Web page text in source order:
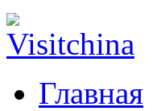
Главная